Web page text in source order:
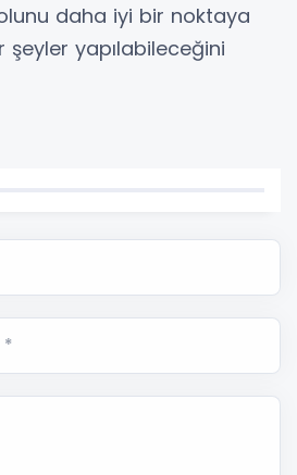
daha iyi bir noktaya
şeyler yapılabileceğini